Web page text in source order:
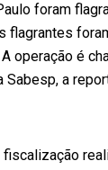
foram
flagrantes
operação é
a